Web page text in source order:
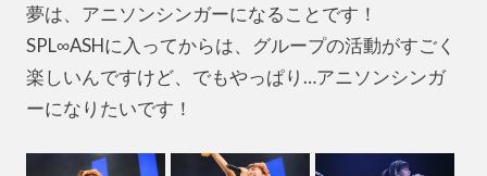
夢は、アニソンシンガーになることです！
SPL∞ASHに入ってからは、グループの活動がすごく
楽しいんですけど、でもやっぱり…アニソンシンガ
ーになりたいです！